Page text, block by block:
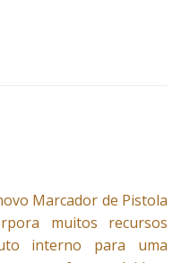
Marcador de Pistola
muitos recursos
interno para uma